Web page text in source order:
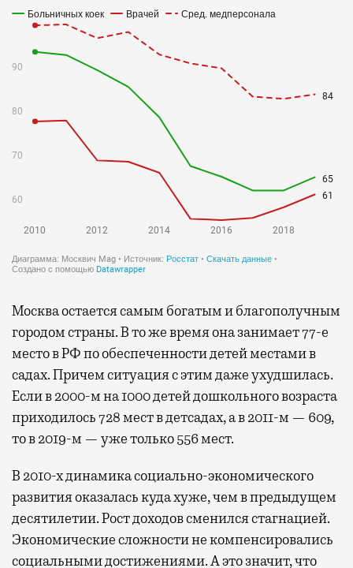
Москва остается самым богатым и благополучным
городом страны. В то же время она занимает 77-е
место в РФ по обеспеченности детей местами в
садах. Причем ситуация с этим даже ухудшилась.
Если в 2000-м на 1000 детей дошкольного возраста
приходилось 728 мест в детсадах, а в 2011-м — 609,
то в 2019-м — уже только 556 мест.
В 2010-х динамика социально-экономического
развития оказалась куда хуже, чем в предыдущем
десятилетии. Рост доходов сменился стагнацией.
Экономические сложности не компенсировались
социальными достижениями. А это значит, что